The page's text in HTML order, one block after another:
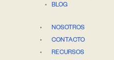
BLOG
NOSOTROS
CONTACTO
RECURSOS